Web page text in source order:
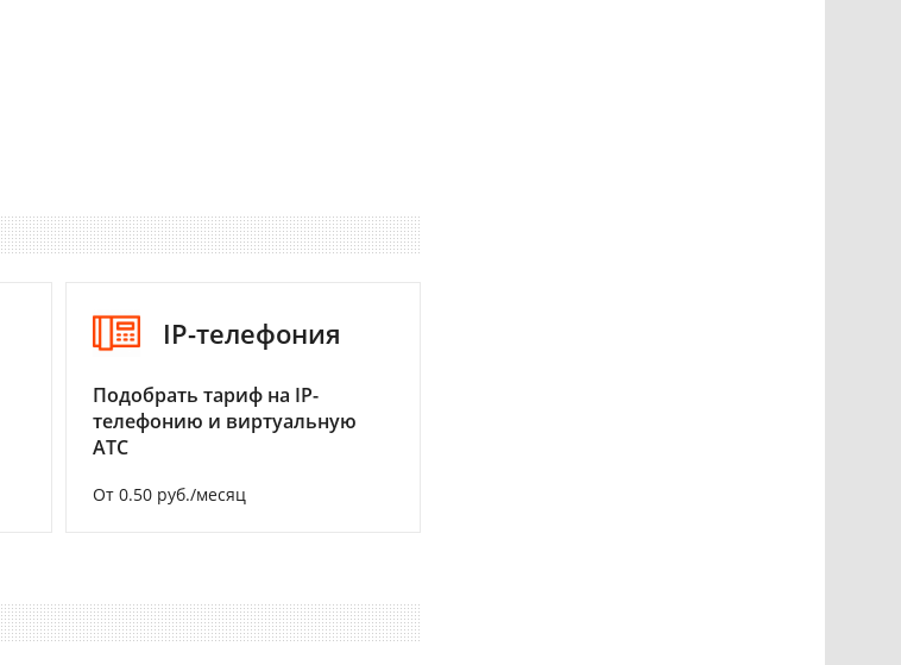
IP-телефония
Подобрать тариф на IP-
телефонию и виртуальную
АТС
От 0.50 руб./месяц